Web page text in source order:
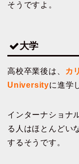
そうですよ。
大学
高校卒業後は、
カ
Universityに進学
インターナショナ
る人はほとんどい
するそうです。